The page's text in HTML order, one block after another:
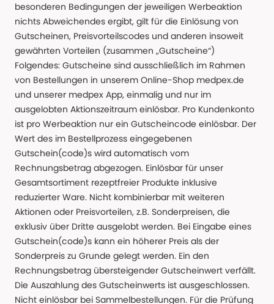
besonderen Bedingungen der jeweiligen Werbeaktion
nichts Abweichendes ergibt, gilt für die Einlösung von
Gutscheinen, Preisvorteilscodes und anderen insoweit
gewährten Vorteilen (zusammen „Gutscheine“)
Folgendes: Gutscheine sind ausschließlich im Rahmen
von Bestellungen in unserem Online-Shop medpex.de
und unserer medpex App, einmalig und nur im
ausgelobten Aktionszeitraum einlösbar. Pro Kundenkonto
ist pro Werbeaktion nur ein Gutscheincode einlösbar. Der
Wert des im Bestellprozess eingegebenen
Gutschein(code)s wird automatisch vom
Rechnungsbetrag abgezogen. Einlösbar für unser
Gesamtsortiment rezeptfreier Produkte inklusive
reduzierter Ware. Nicht kombinierbar mit weiteren
Aktionen oder Preisvorteilen, z.B. Sonderpreisen, die
exklusiv über Dritte ausgelobt werden. Bei Eingabe eines
Gutschein(code)s kann ein höherer Preis als der
Sonderpreis zu Grunde gelegt werden. Ein den
Rechnungsbetrag übersteigender Gutscheinwert verfällt.
Die Auszahlung des Gutscheinwerts ist ausgeschlossen.
Nicht einlösbar bei Sammelbestellungen. Für die Prüfung